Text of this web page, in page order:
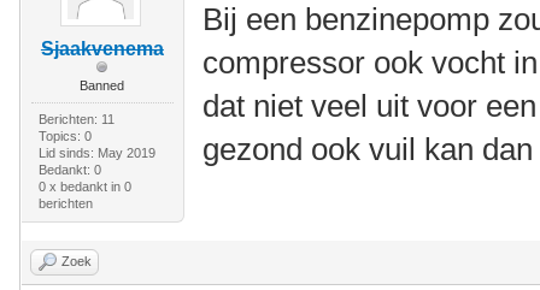
Sjaakvenema
Banned
Berichten: 11
Topics: 0
Lid sinds: May 2019
Bedankt: 0
0 x bedankt in 0
berichten
Bij een benzinepomp
compressor ook vocht
dat niet veel uit voor
gezond ook vuil kan
Zoek